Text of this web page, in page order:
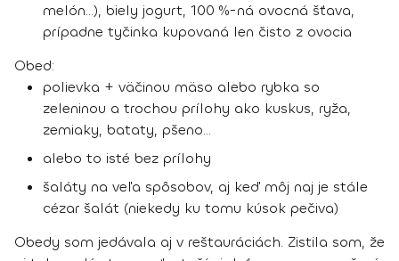
melón...), biely jogurt, 100 %-ná ovocná šťava,
prípadne tyčinka kupovaná len čisto z ovocia
Obed:
polievka + väčinou mäso alebo rybka so
zeleninou a trochou prílohy ako kuskus, ryža,
zemiaky, bataty, pšeno...
alebo to isté bez prílohy
šaláty na veľa spôsobov, aj keď môj naj je stále
cézar šalát (niekedy ku tomu kúsok pečiva)
Obedy som jedávala aj v reštauráciách. Zistila som, že